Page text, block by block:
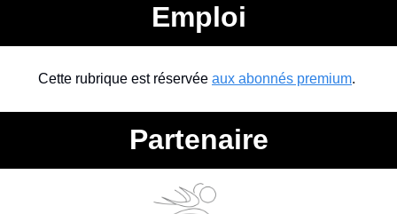
Emploi
Cette rubrique est réservée aux abonnés premium.
Partenaire